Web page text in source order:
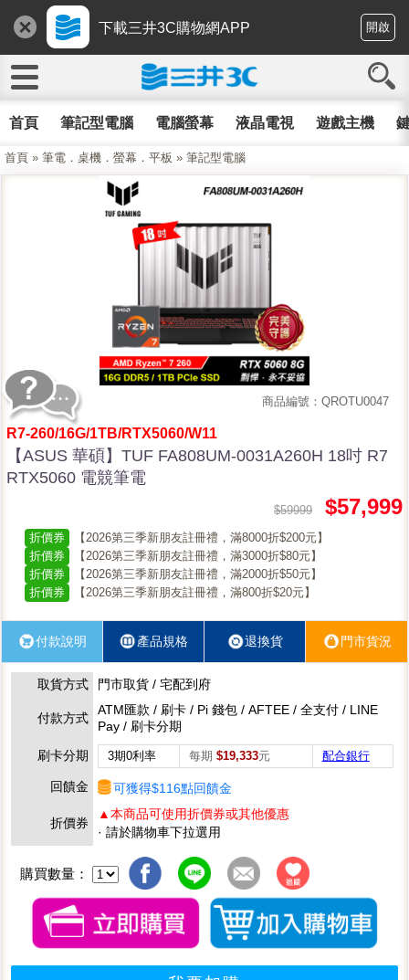
下載三井3C購物網APP 開啟
首頁 筆記型電腦 電腦螢幕 液晶電視 遊戲主機
首頁 » 筆電．桌機．螢幕．平板 » 筆記型電腦
商品編號：QROTU0047
R7-260/16G/1TB/RTX5060/W11
【ASUS 華碩】TUF FA808UM-0031A260H 18吋 R7
RTX5060 電競筆電
$59999 $57,999
折價券
【2026第三季新朋友註冊禮，滿8000折$200元】
折價券
【2026第三季新朋友註冊禮，滿3000折$80元】
折價券
【2026第三季新朋友註冊禮，滿2000折$50元】
折價券
【2026第三季新朋友註冊禮，滿800折$20元】
付款說明 產品規格 退換貨 門市貨況
取貨方式 門市取貨 / 宅配到府
付款方式
ATM匯款 / 刷卡 / Pi 錢包 / AFTEE / 全支付 / LINE
Pay / 刷卡分期
刷卡分期
3期0利率 每期 $19,333元 配合銀行
回饋金 可獲得$116點回饋金
折價券
▲本商品可使用折價券或其他優惠
· 請於購物車下拉選用
購買數量：